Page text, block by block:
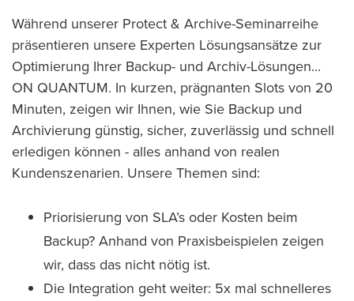
Während unserer Protect & Archive-Seminarreihe
präsentieren unsere Experten Lösungsansätze zur
Optimierung Ihrer Backup- und Archiv-Lösungen...
ON QUANTUM. In kurzen, prägnanten Slots von 20
Minuten, zeigen wir Ihnen, wie Sie Backup und
Archivierung günstig, sicher, zuverlässig und schnell
erledigen können - alles anhand von realen
Kundenszenarien. Unsere Themen sind:
Priorisierung von SLA’s oder Kosten beim
Backup? Anhand von Praxisbeispielen zeigen
wir, dass das nicht nötig ist.
Die Integration geht weiter: 5x mal schnelleres